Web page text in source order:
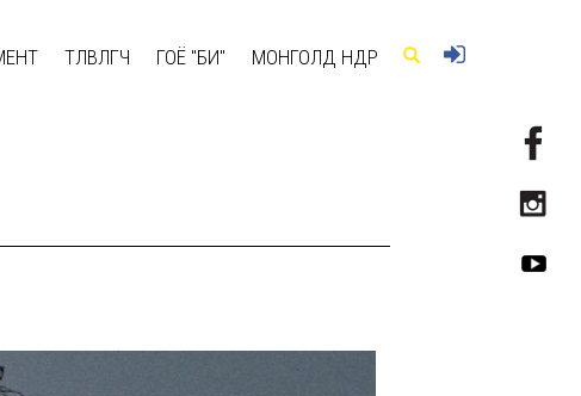
ТӨЛӨВЛӨГЧ ГОЁ "БИ" МОНГОЛД ӨНӨӨДӨР